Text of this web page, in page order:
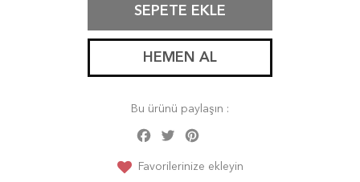
SEPETE EKLE
HEMEN AL
Bu ürünü paylaşın :
Facebook
Twitter
Favorilerinize ekleyin